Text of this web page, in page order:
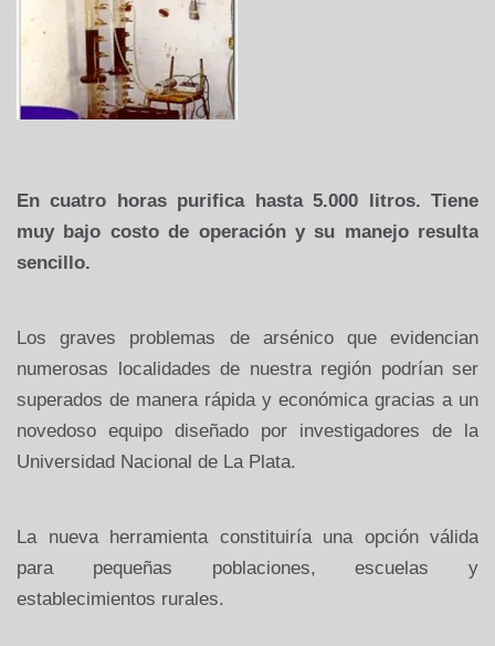
En cuatro horas purifica hasta 5.000 litros. Tiene
muy bajo costo de operación y su manejo resulta
sencillo.
Los graves problemas de arsénico que evidencian
numerosas localidades de nuestra región podrían ser
superados de manera rápida y económica gracias a un
novedoso equipo diseñado por investigadores de la
Universidad Nacional de La Plata.
La nueva herramienta constituiría una opción válida
para pequeñas poblaciones, escuelas y
establecimientos rurales.